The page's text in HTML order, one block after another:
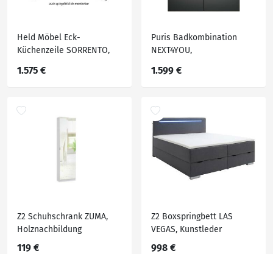
Held Möbel Eck-
Küchenzeile SORRENTO,
1.575 €
Puris Badkombination
NEXT4YOU,
1.599 €
Z2 Schuhschrank ZUMA,
Holznachbildung
119 €
Z2 Boxspringbett LAS
VEGAS, Kunstleder
998 €